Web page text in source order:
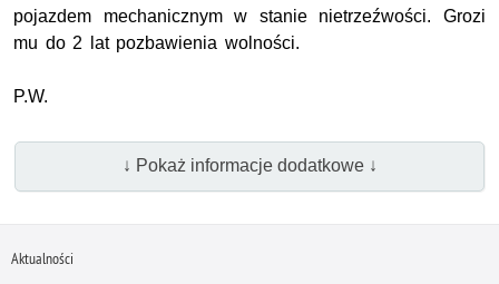
pojazdem mechanicznym w stanie nietrzeźwości. Grozi
mu do 2 lat pozbawienia wolności.
P.W.
↓ Pokaż informacje dodatkowe ↓
Aktualności